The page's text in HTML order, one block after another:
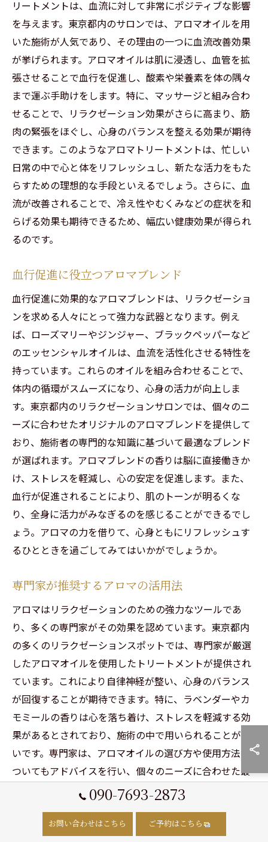
リートメントは、血流に対して非常にポジティブな影響
を与えます。東京都内のサロンでは、アロマオイルを用
いた施術が人気であり、その理由の一つに血流改善効果
が挙げられます。アロマオイルは肌に浸透し、血管を拡
張させることで血行を促進し、酸素や栄養素を体の隅々
まで運ぶ手助けをします。特に、マッサージと組み合わ
せることで、リラクゼーション効果がさらに高まり、筋
肉の緊張をほぐし、心身のバランスを整える効果が期待
できます。このようなアロマトリートメントは、忙しい
日常の中で心と体をリフレッシュし、新たな活力をもた
らすための理想的な手段といえるでしょう。さらに、血
流が改善されることで、冷え性やむくみなどの症状を和
らげる効果も期待できるため、幅広い健康効果が得られ
るのです。
血行促進に役立つアロマブレンド
血行促進に効果的なアロマブレンドは、リラクゼーショ
ンを求める人々にとって強力な武器となります。例え
ば、ローズマリーやジンジャー、ブラックペッパーなど
のエッセンシャルオイルは、血流を活性化させる特性を
持っています。これらのオイルを組み合わせることで、
体内の循環がスムーズになり、心身の活力が向上しま
す。東京都内のリラクゼーションサロンでは、個々のニ
ーズに合わせたオリジナルのアロマブレンドを提供して
おり、施術者の専門的な知識に基づいて最適なブレンド
が選ばれます。アロマブレンドの香りは脳に直接働きか
け、ストレスを軽減し、心の安定を促進します。また、
血行が促進されることにより、肌のトーンが明るくな
り、全身に活力がみなぎるのを感じることができるでし
ょう。アロマの力を借りて、心身ともにリフレッシュす
るひとときを過ごしてみてはいかがでしょうか。
専門家が推奨するアロマの活用法
アロマはリラクゼーションのための強力なツールであ
り、多くの専門家がその効果を認めています。東京都内
の多くのリラクゼーションスポットでは、専門家が厳選
したアロマオイルを使用したトリートメントが提供され
ています。これにより自律神経が整い、心身のバランス
が回復することが期待できます。特に、ラベンダーやカ
モミールの香りは心を落ち着け、ストレスを軽減する効
果があるとされており、施術の中で用いられることが多
いです。専門家は、アロマオイルの選び方や使用方法に
ついてもアドバイスを行い、個々のニーズに合わせた最
適なリラクゼーションを提供します。このような専門的
し、心身の健康を向上させることが可能です。次に、ど
090-7693-2873
お問い合わせはこちら ご予約はこちら